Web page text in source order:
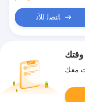
ﺎﺘﺼﻟ ﺍﻶﻧ